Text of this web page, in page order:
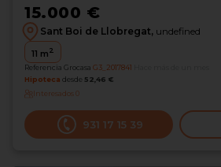
15.000 €
Sant Boi de Llobregat, undefined
11 m2
Referencia Grocasa G3_2017841
Hipoteca desde 52,46 €
Interesados0
931 17 15 39